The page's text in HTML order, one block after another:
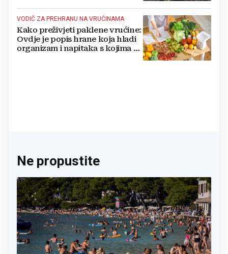
VODIČ ZA PREHRANU NA VRUĆINAMA
Kako preživjeti paklene vrućine:
Ovdje je popis hrane koja hladi
organizam i napitaka s kojima si
Ne propustite